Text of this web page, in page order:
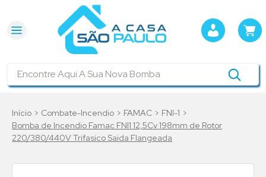
Combate-Incendio FAMAC
FNI-1
Bomba de Incendio Famac FNI1 12,5Cv 198mm de Rotor
220/380/440V Trifasico Saida Flangeada